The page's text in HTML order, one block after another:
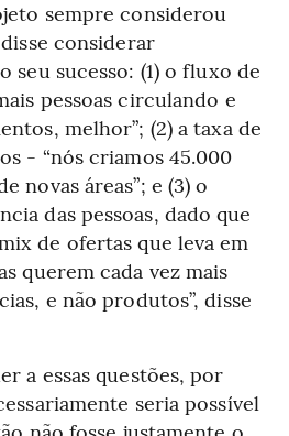
sempre considerou
considerar
seu sucesso: (1) o fluxo de
pessoas circulando e
melhor”; (2) a taxa de
- “nós criamos 45.000
novas áreas”; e (3) o
das pessoas, dado que
de ofertas que leva em
querem cada vez mais
e não produtos”, disse
a essas questões, por
seria possível